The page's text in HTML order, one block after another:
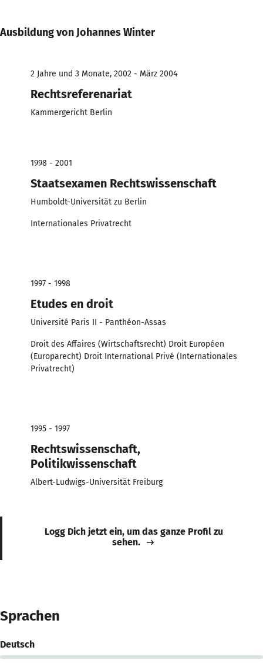
Ausbildung von Johannes Winter
2 Jahre und 3 Monate, 2002 - März 2004
Rechtsreferenariat
Kammergericht Berlin
1998 - 2001
Staatsexamen Rechtswissenschaft
Humboldt-Universität zu Berlin
Internationales Privatrecht
1997 - 1998
Etudes en droit
Université Paris II - Panthéon-Assas
Droit des Affaires (Wirtschaftsrecht) Droit Européen
(Europarecht) Droit International Privé (Internationales
Privatrecht)
1995 - 1997
Rechtswissenschaft,
Politikwissenschaft
Albert-Ludwigs-Universität Freiburg
Logg Dich jetzt ein, um das ganze Profil zu
sehen.
Sprachen
Deutsch